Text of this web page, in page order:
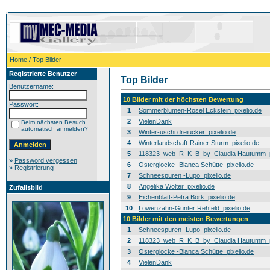
Home / Top Bilder
Registrierte Benutzer
Benutzername:
Passwort:
Beim nächsten Besuch
automatisch anmelden?
» Password vergessen
» Registrierung
Zufallsbild
Top Bilder
10 Bilder mit der höchsten Bewertung
1
Sommerblumen-Rosel Eckstein_pixelio.de
2
VielenDank
3
Winter-uschi dreiucker_pixelio.de
4
Winterlandschaft-Rainer Sturm_pixelio.de
5
118323_web_R_K_B_by_Claudia
6
Osterglocke -Bianca Schütte_pixelio.de
7
Schneespuren -Lupo_pixelio.de
8
Angelika Wolter_pixelio.de
9
Eichenblatt-Petra Bork_pixelio.de
10
Löwenzahn-Günter Rehfeld_pixelio.de
10 Bilder mit den meisten Bewertungen
1
Schneespuren -Lupo_pixelio.de
2
118323_web_R_K_B_by_Claudia
3
Osterglocke -Bianca Schütte_pixelio.de
4
VielenDank